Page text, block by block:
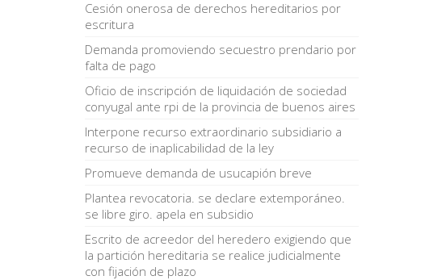
Cesión onerosa de derechos hereditarios por
escritura
Demanda promoviendo secuestro prendario por
falta de pago
Oficio de inscripción de liquidación de sociedad
conyugal ante rpi de la provincia de buenos aires
Interpone recurso extraordinario subsidiario a
recurso de inaplicabilidad de la ley
Promueve demanda de usucapión breve
Plantea revocatoria. se declare extemporáneo.
se libre giro. apela en subsidio
Escrito de acreedor del heredero exigiendo que
la partición hereditaria se realice judicialmente
con fijación de plazo